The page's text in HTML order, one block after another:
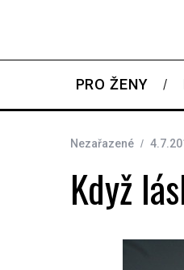
PRO ŽENY
Nezařazené
Když